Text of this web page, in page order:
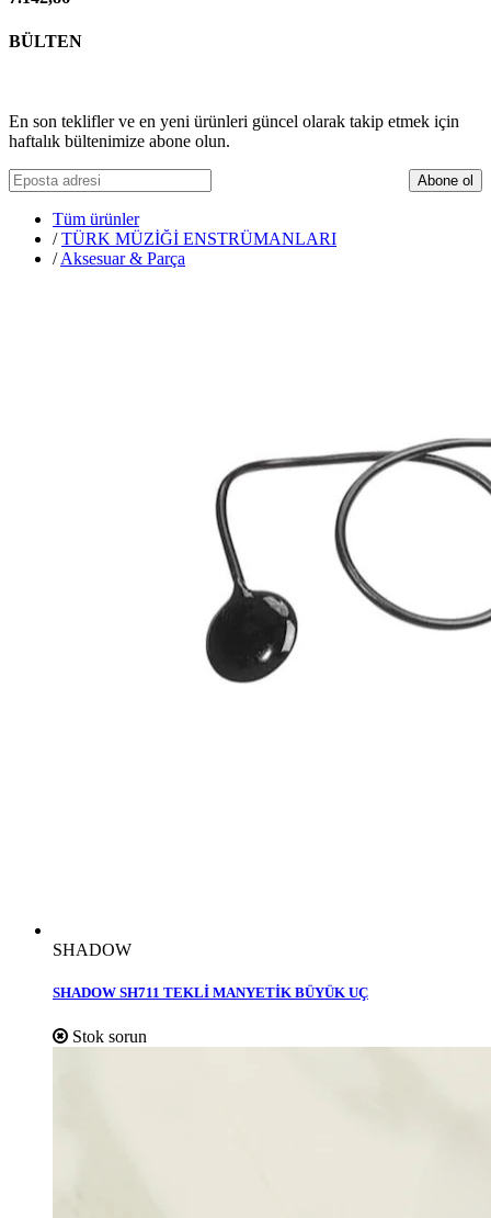
BÜLTEN
En son teklifler ve en yeni ürünleri güncel olarak takip etmek için
haftalık bültenimize abone olun.
Abone ol
Tüm ürünler
/ TÜRK MÜZİĞİ ENSTRÜMANLARI
/ Aksesuar & Parça
SHADOW
SHADOW SH711 TEKLİ MANYETİK BÜYÜK UÇ
Stok sorun